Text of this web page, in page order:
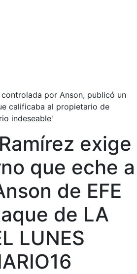
controlada por Anson, publicó un
calificaba al propietario de
indeseable'
exige
que eche a
de EFE
de LA
LUNES